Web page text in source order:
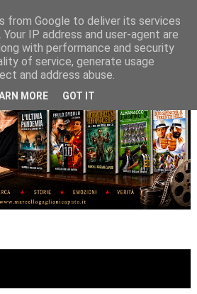
from Google to deliver its services
IP address and user-agent are
with performance and security
of service, generate usage
and address abuse.
MORE GOT IT